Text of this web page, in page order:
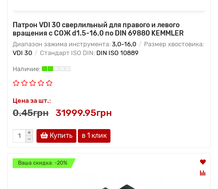
Патрон VDI 30 сверлильный для правого и левого
вращения с СОЖ d1.5-16.0 по DIN 69880 KEMMLER
Диапазон зажима инструмента: 3,0-16,0
Размер хвостовика:
VDI 30
Стандарт ISO DIN: DIN ISO 10889
Цена за шт.:
0.45грн 31999.95грн
Купить в 1 клик
Ваша скидка: -20%